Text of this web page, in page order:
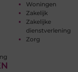
Woningen
Zakelijk
Zakelijke
dienstverlening
Zorg